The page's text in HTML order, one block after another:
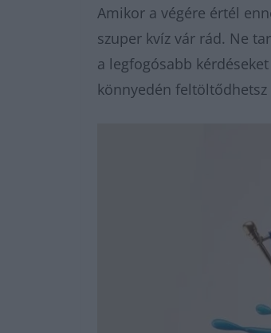
Amikor a végére értél
szuper kvíz vár rád. Ne
a legfogósabb
könnyedén